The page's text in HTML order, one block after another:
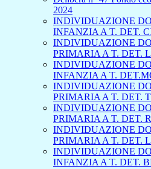
2024
INDIVIDUAZIONE
INFANZIA A T. DET.
INDIVIDUAZIONE
PRIMARIA A T. DET.
INDIVIDUAZIONE
INFANZIA A T.
INDIVIDUAZIONE
PRIMARIA A T. DET.
INDIVIDUAZIONE
PRIMARIA A T. DET.
INDIVIDUAZIONE
PRIMARIA A T. DET.
INDIVIDUAZIONE
INFANZIA A T. DET.